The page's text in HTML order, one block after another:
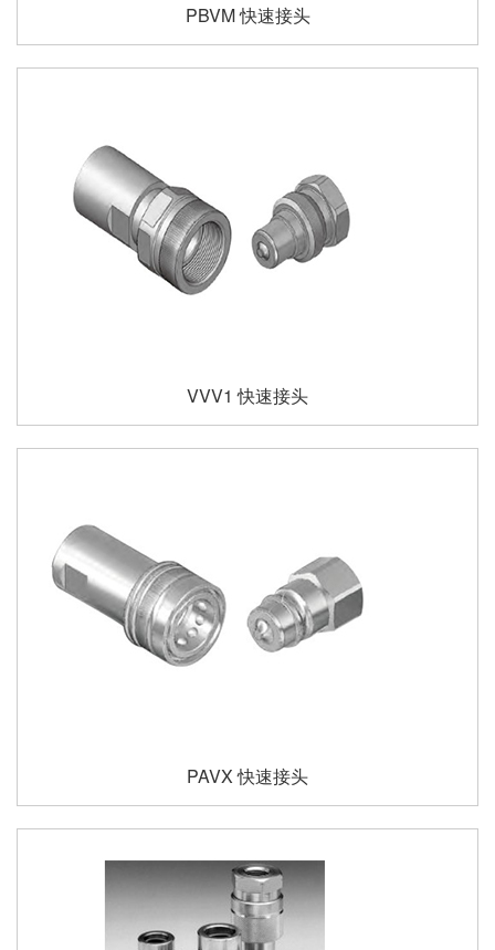
PBVM 快速接头
VVV1 快速接头
PAVX 快速接头